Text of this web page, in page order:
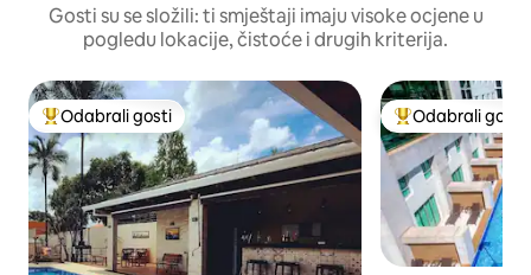
Gosti su se složili: ti smještaji imaju visoke ocjene u
pogledu lokacije, čistoće i drugih kriterija.
Među najviše rangiranima s oznakom „Odabrali gosti”
Odabrali gosti Među najviše
Odabrali gosti